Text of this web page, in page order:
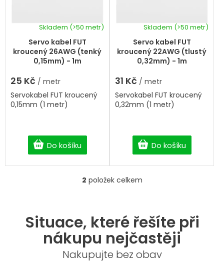
Servo kabel FUT
kroucený 26AWG (tenký
0,15mm) - 1m
Skladem (>50 metr)
25 Kč / metr
Do košíku
Servokabel FUT kroucený
0,15mm (1 metr)
Servo kabel FUT
kroucený 22AWG (tlustý
0,32mm) - 1m
Skladem (>50 metr)
31 Kč / metr
Do košíku
Servokabel FUT kroucený
0,32mm (1 metr)
O
d
a
c
í
p
2 položek celkem
Situace, které řešíte při
nákupu nejčastěji
Nakupujte bez obav